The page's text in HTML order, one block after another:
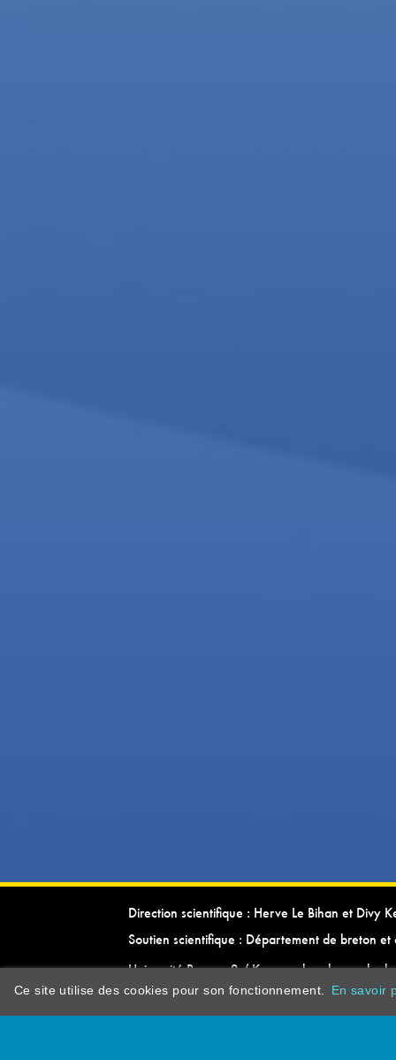
Direction scientifique : Herve Le Bihan et Divy
Soutien scientifique : Département de breton et
Université Rennes 2 / Kevrenn brezhoneg ha
Ce site utilise des cookies pour son fonctionnement. En savoir